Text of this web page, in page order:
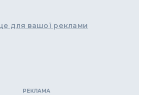
для вашої реклами